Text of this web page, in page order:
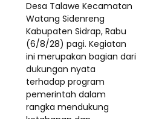
Desa Talawe Kecamatan
Watang Sidenreng
Kabupaten Sidrap, Rabu
(6/8/28) pagi. Kegiatan
ini merupakan bagian dari
dukungan nyata
terhadap program
pemerintah dalam
rangka mendukung